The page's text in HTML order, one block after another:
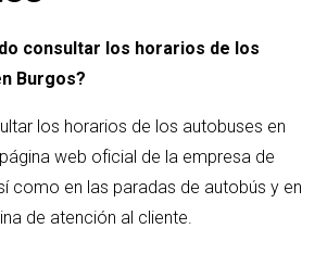
consultar los horarios de los
Burgos?
los horarios de los autobuses en
web oficial de la empresa de
como en las paradas de autobús y en
de atención al cliente.